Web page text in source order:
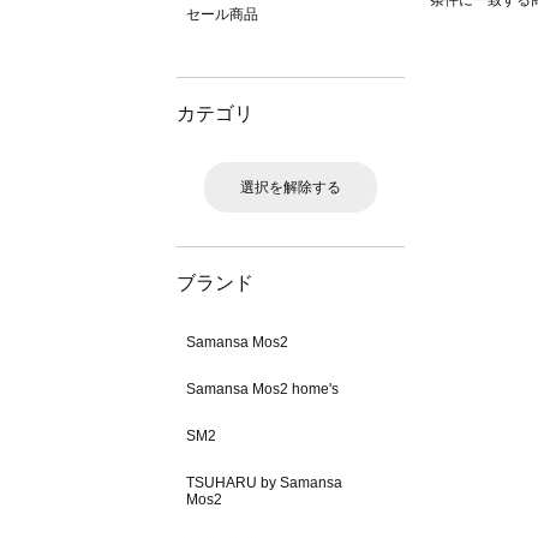
セール商品
カテゴリ
選択を解除する
ブランド
Samansa Mos2
Samansa Mos2 home's
SM2
TSUHARU by Samansa
Mos2